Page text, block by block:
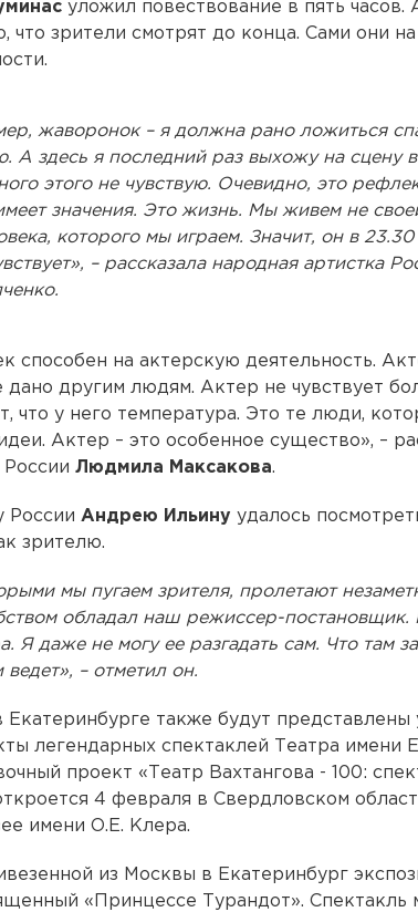
уложил повествование в пять часов.
что зрители смотрят до конца. Сами они
жаворонок – я должна рано ложиться
А здесь я последний раз выхожу на сцену
этого не чувствую. Очевидно, это
значения. Это жизнь. Мы живем не
которого мы играем. Значит, он в 23.30
– рассказала народная артистка
способен на актерскую деятельность.
дано другим людям. Актер не чувствует
что у него температура. Это те люди,
Актер – это особенное существо», –
России Людмила Максакова.
России Андрею Ильину удалось
зрителю.
мы пугаем зрителя, пролетают
обладал наш режиссер-постановщик.
Я даже не могу ее разгадать сам. Что там
ведет», – отметил он.
Екатеринбурге также будут представлены
легендарных спектаклей Театра имени
проект «Театр Вахтангова - 100:
4 февраля в Свердловском
имени О.Е. Клера.
из Москвы в Екатеринбург
«Принцессе Турандот». Спектакль